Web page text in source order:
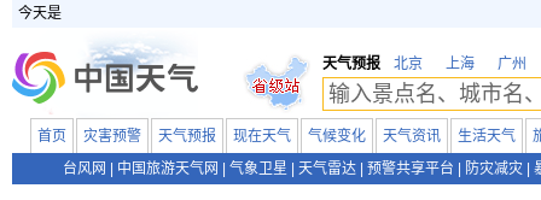
今天是
天气预报 北京 上海 广州
首页 灾害预警 天气预报 现在天气 气候变化 天气资讯 生活天气
台风网
中国旅游天气网 气象卫星 天气雷达 预警共享平台 防灾减灾